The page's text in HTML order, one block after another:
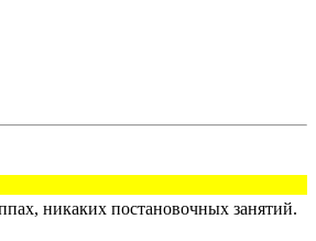
никаких постановочных занятий.